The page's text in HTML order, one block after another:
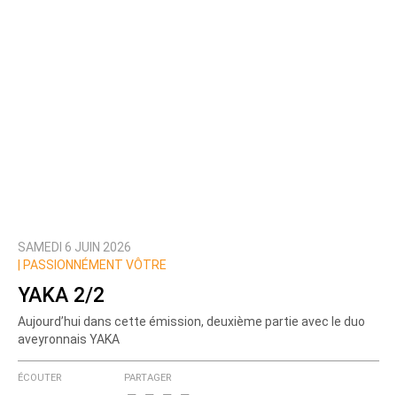
SAMEDI 6 JUIN 2026
PASSIONNÉMENT VÔTRE
YAKA 2/2
Aujourd’hui dans cette émission, deuxième partie avec le duo
aveyronnais YAKA
ÉCOUTER PARTAGER